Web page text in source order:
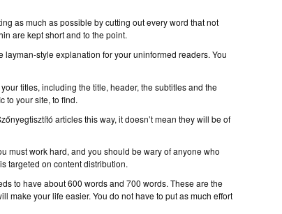
as much as possible by cutting out every word that not
are kept short and to the point.
style explanation for your uninformed readers. You
titles, including the title, header, the subtitles and the
to your site, to find.
articles this way, it doesn’t mean they will be of
must work hard, and you should be wary of anyone who
targeted on content distribution.
to have about 600 words and 700 words. These are the
make your life easier. You do not have to put as much effort